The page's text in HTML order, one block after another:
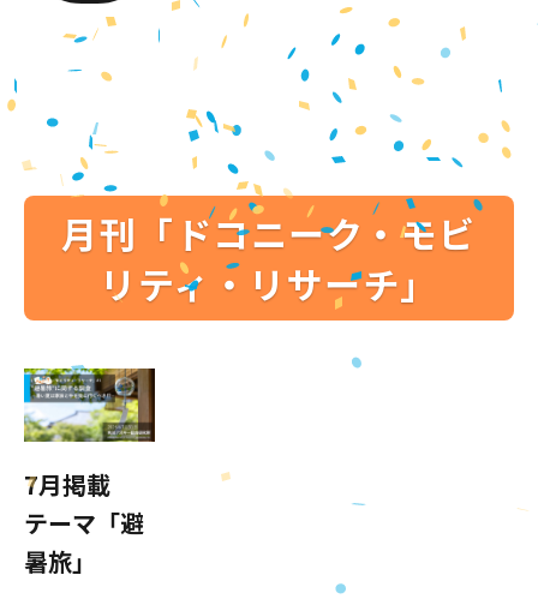
月刊「ドコニーク・モビ
リティ・リサーチ」
7月掲載
テーマ「避
暑旅」